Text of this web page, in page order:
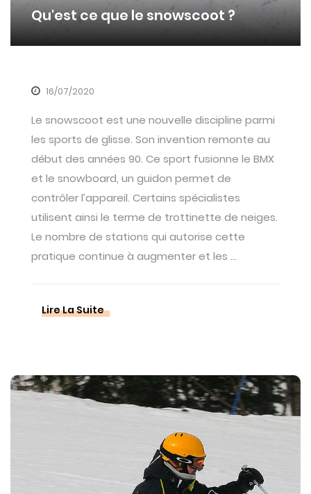
Qu'est ce que le snowscoot ?
16/07/2020
Le snowscoot est une nouvelle discipline parmi
les sports de glisse. Son invention remonte au
début des années 90. Ce sport fusionne le BMX
et le snowboard, un guidon permet de
contrôler l’appareil. Certains spécialistes
utilisent ainsi le terme de trottinette de neiges.
Le nombre de stations qui autorise cette
pratique continue à augmenter et les ...
Lire La Suite